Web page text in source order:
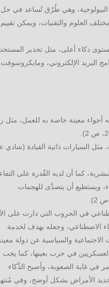
البيولوجية، وهي طُرُق تُساعد في حل
العلوم والتقنيات، ويمكن تقييم
ذكاء أعلى، مثل تحذير
البريد الإلكتروني، ومايكروسوفت
معينة خاصة به للعمل، مثل
السيارات ذاتية القيادة (شادي
كما أن لديه القُدرة على
ويستطيع أن يتصدَّى للهجمات
سنة 2030، كما استُخدِم الذَّكاء الاصطناعي في الحروب التي دارت على
الاصطناعي، وجعله يهدف لخدمة
والسياسية عن دولة
والعسكريين في حرب بعينها، كما
في غاية الصعوبة، وأصبح الذَّكاء
الأمراض بشكل أوضح، وفي